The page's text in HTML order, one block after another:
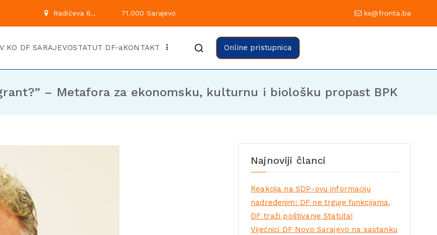
Radićeva 8., 71.000 Sarajevo ks@fronta.ba
Kantonalni odbor Demokratske fronte Sarajevo
Službena stranica KO DF Sarajevo
KO DF SARAJEVOSTATUT DF-aKONTAKT Online pristupnica
– Metafora za ekonomsku, kulturnu i biološku propast BPK
Najnoviji članci
Reakcija na SDP-ovu informaciju
nadređenim: DF ne trguje funkcijama,
DF traži poštivanje Statuta!
Vijećnici DF Novo Sarajevo na sastanku